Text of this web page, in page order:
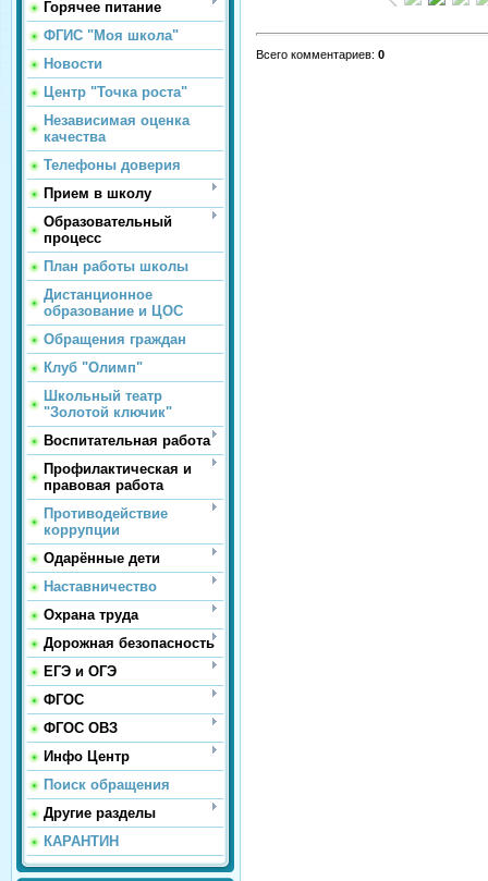
Горячее питание
ФГИС "Моя школа"
Новости
Центр "Точка роста"
Независимая оценка
качества
Телефоны доверия
Прием в школу
Образовательный
процесс
План работы школы
Дистанционное
образование и ЦОС
Обращения граждан
Клуб "Олимп"
Школьный театр
"Золотой ключик"
Воспитательная работа
Профилактическая и
правовая работа
Противодействие
коррупции
Одарённые дети
Наставничество
Охрана труда
Дорожная безопасность
ЕГЭ и ОГЭ
ФГОС
ФГОС ОВЗ
Инфо Центр
Поиск обращения
Другие разделы
КАРАНТИН
Всего комментариев: 0